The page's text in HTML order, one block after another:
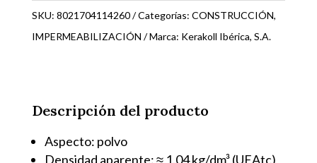
5KG
10185
SKU: 8021704114260 Categorías: CONSTRUCCIÓN,
IMPERMEABILIZACIÓN
Marca: Kerakoll Ibérica, S.A.
Descripción del producto
Aspecto: polvo
Densidad aparente: ≈ 1,04 kg/dm³ (UEAtc)